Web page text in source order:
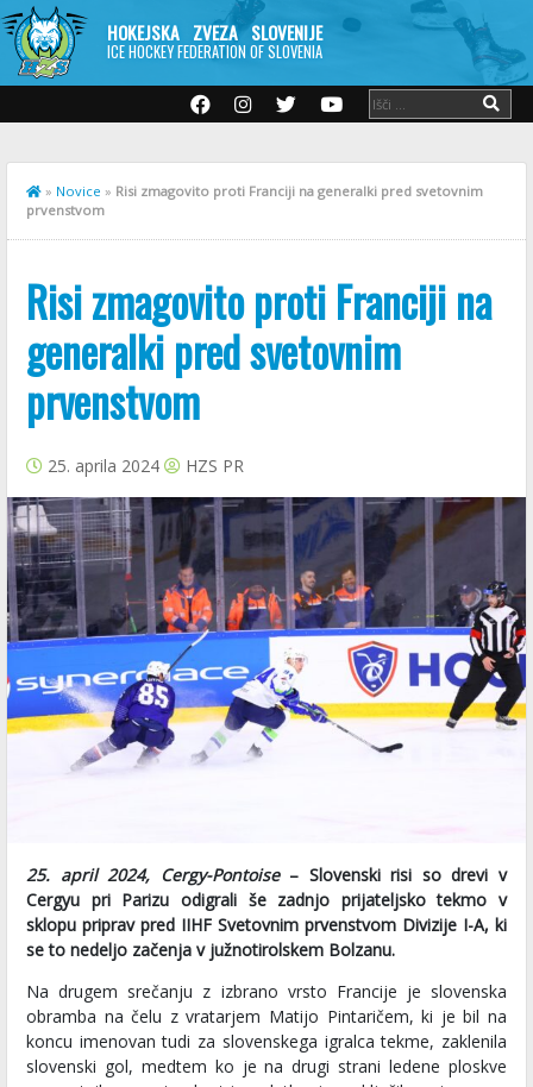
HOKEJSKA ZVEZA SLOVENIJE
ICE HOCKEY FEDERATION OF SLOVENIA
» Novice » Risi zmagovito proti Franciji na generalki pred svetovnim
prvenstvom
Risi zmagovito proti Franciji na
generalki pred svetovnim
prvenstvom
25. aprila 2024 HZS PR
25. april 2024, Cergy-Pontoise– Slovenski risi so drevi v
Cergyu pri Parizu odigrali še zadnjo prijateljsko tekmo v
sklopu priprav pred IIHF Svetovnim prvenstvom Divizije I-A, ki
se to nedeljo začenja v južnotirolskem Bolzanu.
Na drugem srečanju z izbrano vrsto Francije je slovenska
obramba na čelu z vratarjem Matijo Pintaričem, ki je bil na
koncu imenovan tudi za slovenskega igralca tekme, zaklenila
slovenski gol, medtem ko je na drugi strani ledene ploskve